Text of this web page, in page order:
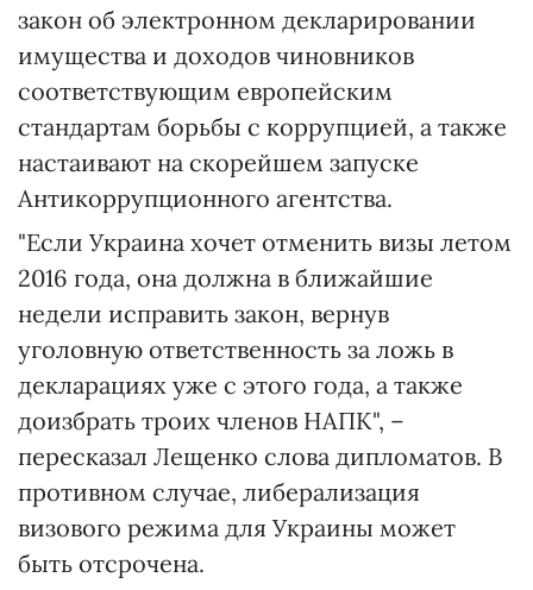
закон об электронном декларировании
имущества и доходов чиновников
соответствующим европейским
стандартам борьбы с коррупцией, а также
настаивают на скорейшем запуске
Антикоррупционного агентства.
"Если Украина хочет отменить визы летом
2016 года, она должна в ближайшие
недели исправить закон, вернув
уголовную ответственность за ложь в
декларациях уже с этого года, а также
доизбрать троих членов НАПК", –
пересказал Лещенко слова дипломатов. В
противном случае, либерализация
визового режима для Украины может
быть отсрочена.